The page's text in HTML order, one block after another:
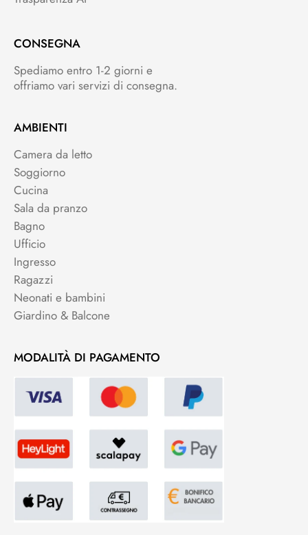
CONSEGNA
Spediamo entro 1-2 giorni e
offriamo vari servizi di consegna.
AMBIENTI
Camera da letto
Soggiorno
Cucina
Sala da pranzo
Bagno
Ufficio
Ingresso
Ragazzi
Neonati e bambini
Giardino & Balcone
MODALITÀ DI PAGAMENTO